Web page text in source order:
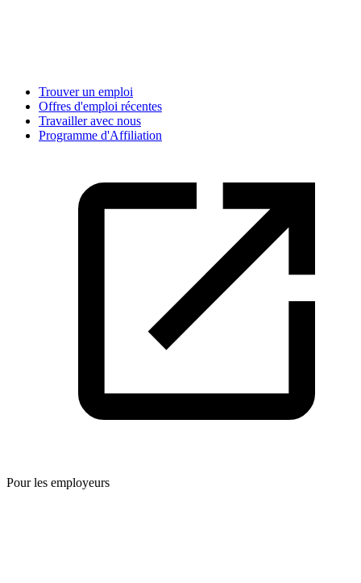
Trouver un emploi
Offres d'emploi récentes
Travailler avec nous
Programme d'Affiliation
Pour les employeurs